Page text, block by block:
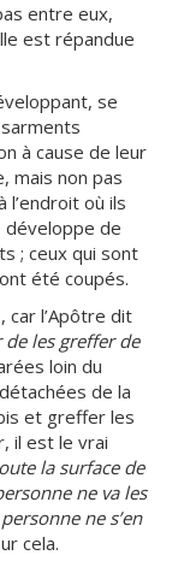
entre eux,
est répandue
se
à cause de leur
mais non pas
où ils
développe de
; ceux qui sont
été coupés.
car l’Apôtre dit
les greffer de
loin du
de la
et greffer les
il est le vrai
la surface de
ne va les
personne ne s’en
cela.